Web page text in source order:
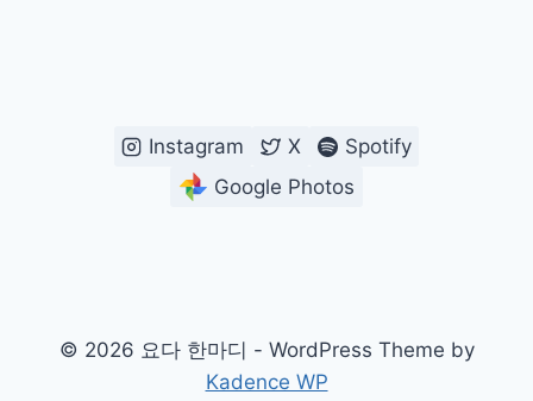
Instagram X
Spotify
Google Photos
© 2026 요다 한마디 - WordPress Theme by
Kadence WP